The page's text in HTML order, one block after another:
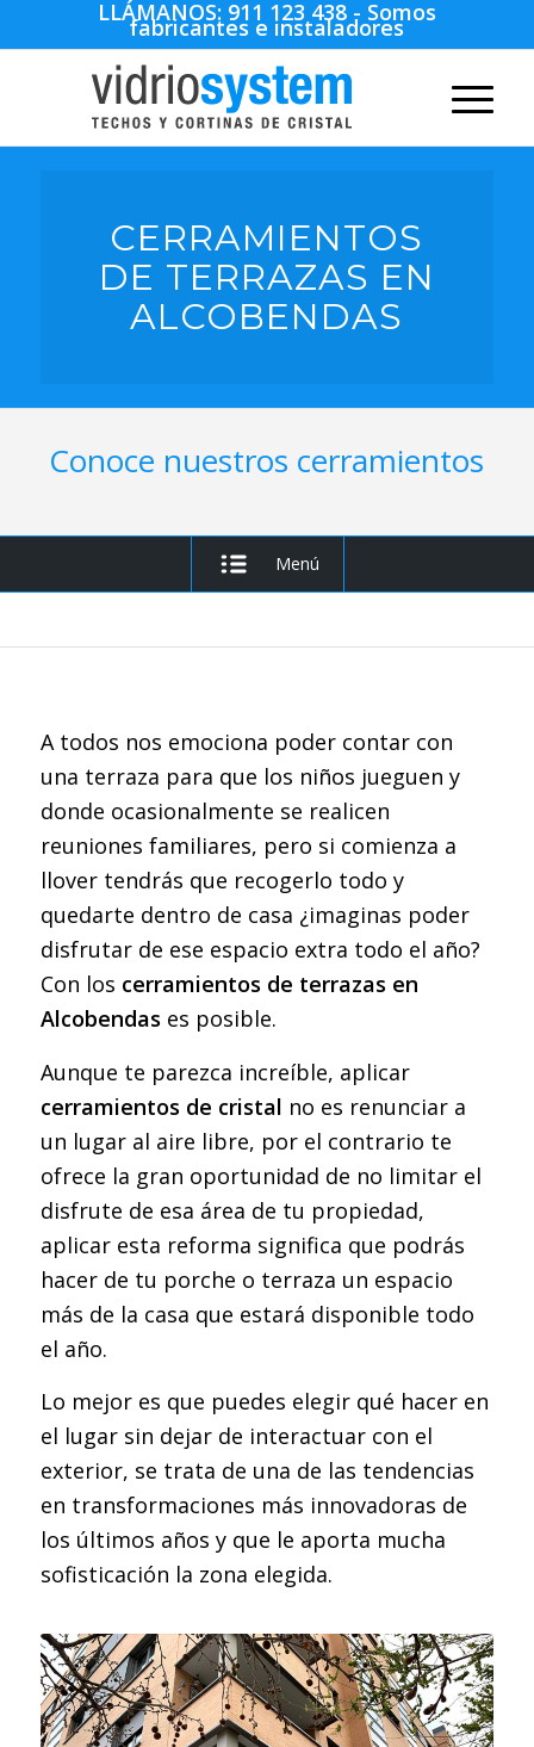
LLÁMANOS: 911 123 438 - Somos
fabricantes e instaladores
CERRAMIENTOS
DE TERRAZAS EN
ALCOBENDAS
Conoce nuestros cerramientos
Menú
A todos nos emociona poder contar con
una terraza para que los niños jueguen y
donde ocasionalmente se realicen
reuniones familiares, pero si comienza a
llover tendrás que recogerlo todo y
quedarte dentro de casa ¿imaginas poder
disfrutar de ese espacio extra todo el año?
Con los cerramientos de terrazas en
Alcobendas es posible.
Aunque te parezca increíble, aplicar
cerramientos de cristal no es renunciar a
un lugar al aire libre, por el contrario te
ofrece la gran oportunidad de no limitar el
disfrute de esa área de tu propiedad,
aplicar esta reforma significa que podrás
hacer de tu porche o terraza un espacio
más de la casa que estará disponible todo
el año.
Lo mejor es que puedes elegir qué hacer en
el lugar sin dejar de interactuar con el
exterior, se trata de una de las tendencias
en transformaciones más innovadoras de
los últimos años y que le aporta mucha
sofisticación la zona elegida.